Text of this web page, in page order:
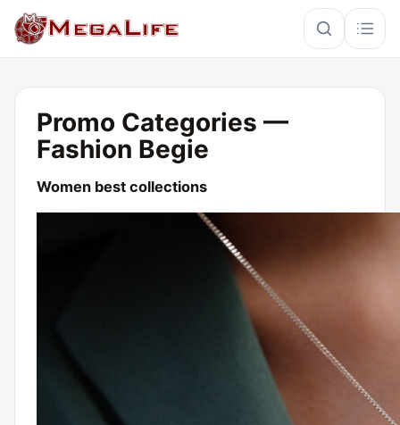
PoE IP67 Hikvision
Promo Categories —
Fashion Begie
Women best collections